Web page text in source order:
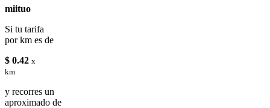
miituo
Si tu tarifa
por km es de
$ 0.42 x
km
y recorres un
aproximado de